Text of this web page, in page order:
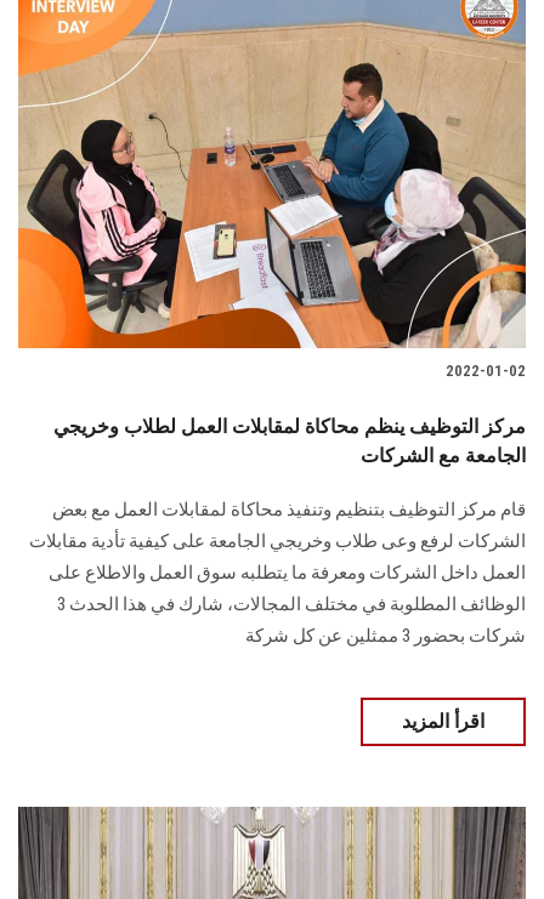
2022-01-02
مركز التوظيف ينظم محاكاة لمقابلات العمل لطلاب وخريجي
الجامعة مع الشركات
قام مركز التوظيف بتنظيم وتنفيذ محاكاة لمقابلات العمل مع بعض
الشركات لرفع وعى طلاب وخريجي الجامعة على كيفية تأدية مقابلات
العمل داخل الشركات ومعرفة ما يتطلبه سوق العمل والاطلاع على
الوظائف المطلوبة في مختلف المجالات، شارك في هذا الحدث 3
شركات بحضور 3 ممثلين عن كل شركة
اقرأ المزيد